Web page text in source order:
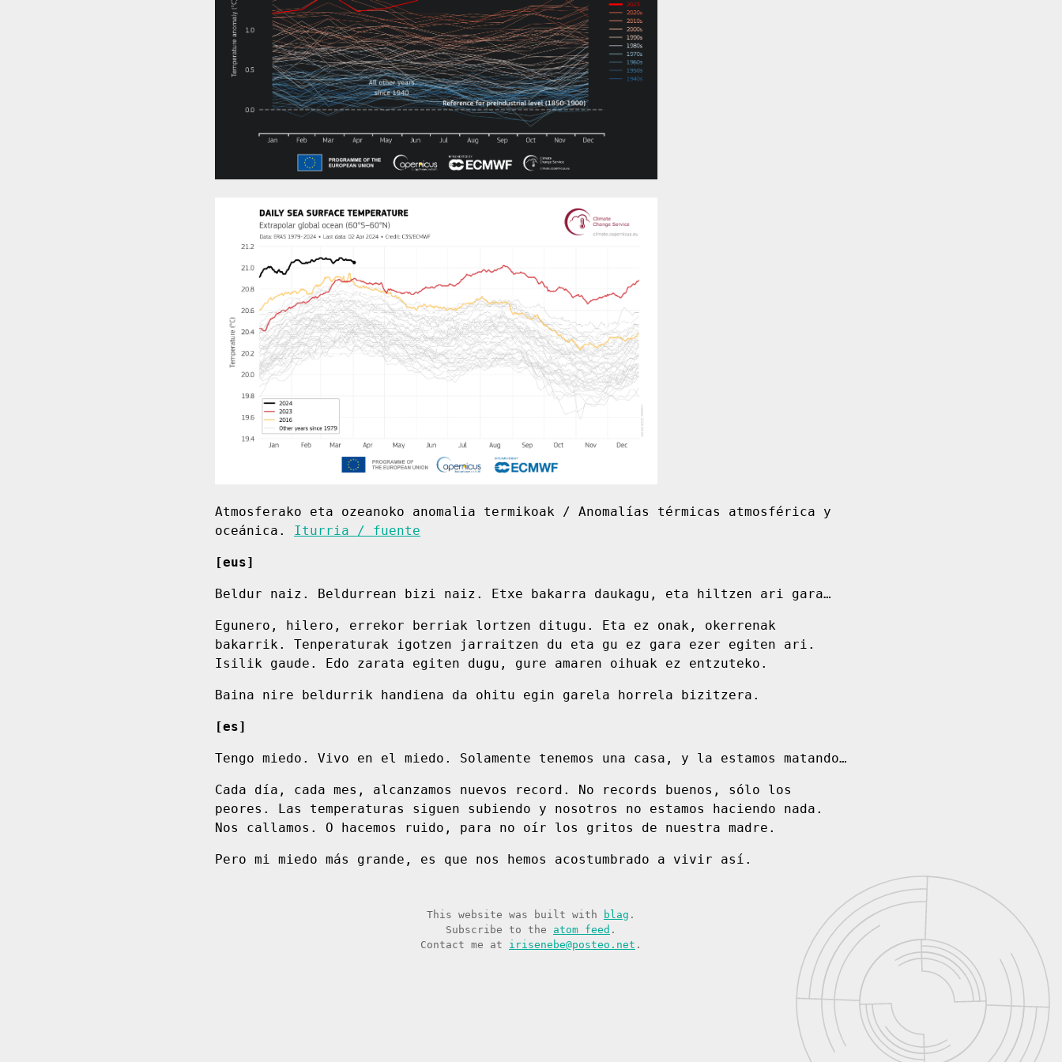
Atmosferako eta ozeanoko anomalia termikoak / Anomalías térmicas atmosférica y
oceánica. Iturria / fuente
[eus]
Beldur naiz. Beldurrean bizi naiz. Etxe bakarra daukagu, eta hiltzen ari gara…
Egunero, hilero, errekor berriak lortzen ditugu. Eta ez onak, okerrenak
bakarrik. Tenperaturak igotzen jarraitzen du eta gu ez gara ezer egiten ari.
Isilik gaude. Edo zarata egiten dugu, gure amaren oihuak ez entzuteko.
Baina nire beldurrik handiena da ohitu egin garela horrela bizitzera.
[es]
Tengo miedo. Vivo en el miedo. Solamente tenemos una casa, y la estamos matando…
Cada día, cada mes, alcanzamos nuevos record. No records buenos, sólo los
peores. Las temperaturas siguen subiendo y nosotros no estamos haciendo nada.
Nos callamos. O hacemos ruido, para no oír los gritos de nuestra madre.
Pero mi miedo más grande, es que nos hemos acostumbrado a vivir así.
This website was built with blag .
Subscribe to the atom feed .
Contact me at irisenebe@posteo.net .